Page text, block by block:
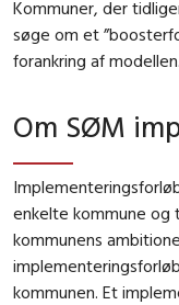
Kommuner, der
søge om et
forankring af modellen.
Om SØM
enkelte kommune
kommunens
kommunen. Et